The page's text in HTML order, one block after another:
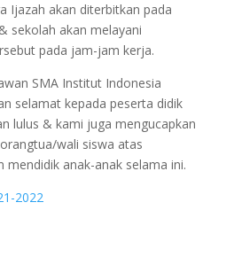
Ijazah akan diterbitkan pada
sekolah akan melayani
pada jam-jam kerja.
SMA Institut Indonesia
selamat kepada peserta didik
lulus & kami juga mengucapkan
wali siswa atas
mendidik anak-anak selama ini.
2022